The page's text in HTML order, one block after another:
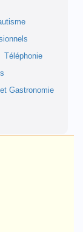
Téléphonie
Gastronomie